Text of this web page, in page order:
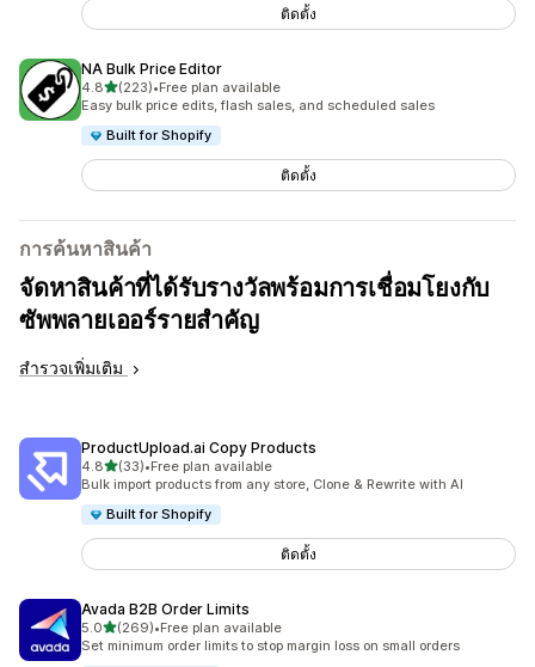
ติดตั้ง
NA Bulk Price Editor
4.8เต็ม 5 ดาว
(223)
ทั้งหมด 223 รีวิว
•Free plan available
Easy bulk price edits, flash sales, and scheduled sales
Built for Shopify
ติดตั้ง
การค้นหาสินค้า
จัดหาสินค้าที่ได้รับรางวัลพร้อมการเชื่อมโยงกับ
ซัพพลายเออร์รายสำคัญ
สำรวจเพิ่มเติม
ProductUpload.ai Copy Products
4.8เต็ม 5 ดาว
(33)
ทั้งหมด 33 รีวิว
•Free plan available
Bulk import products from any store, Clone & Rewrite with AI
Built for Shopify
ติดตั้ง
Avada B2B Order Limits
5.0เต็ม 5 ดาว
(269)
ทั้งหมด 269 รีวิว
•Free plan available
Set minimum order limits to stop margin loss on small orders